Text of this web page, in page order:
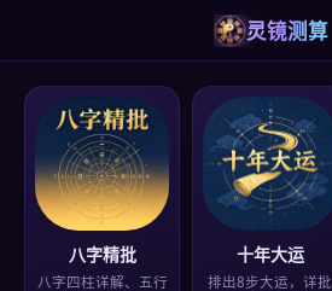
灵镜测算
八字精批
八字四柱详解、五行
十年大运
排出8步大运，详批